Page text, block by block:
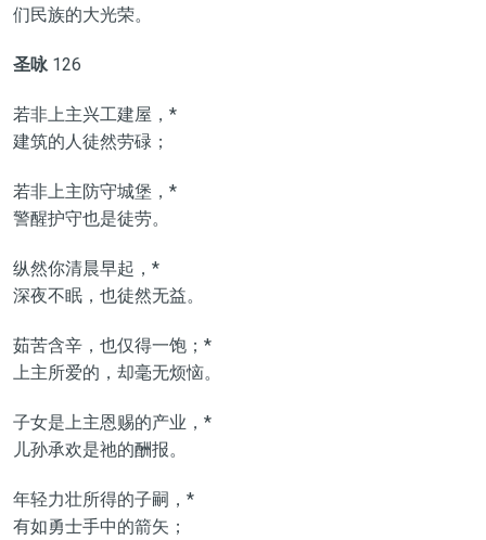
们民族的大光荣。
圣咏 126
若非上主兴工建屋，*
建筑的人徒然劳碌；
若非上主防守城堡，*
警醒护守也是徒劳。
纵然你清晨早起，*
深夜不眠，也徒然无益。
茹苦含辛，也仅得一饱；*
上主所爱的，却毫无烦恼。
子女是上主恩赐的产业，*
儿孙承欢是祂的酬报。
年轻力壮所得的子嗣，*
有如勇士手中的箭矢；